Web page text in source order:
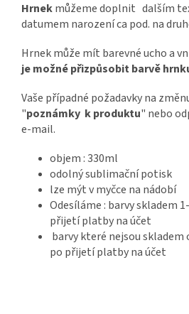
Hrnekmůžeme doplnit dalším
datumem narození ca pod. na
Hrnek může mít barevné ucho a
je možné přizpůsobit barvě
Vaše případné požadavky na
"poznámky k produktu" nebo
e-mail.
objem : 330ml
odolný sublimační potisk
lze mýt v myčce na nádobí
Odesíláme : barvy skladem
přijetí platby na účet
barvy které nejsou skladem
po přijetí platby na účet